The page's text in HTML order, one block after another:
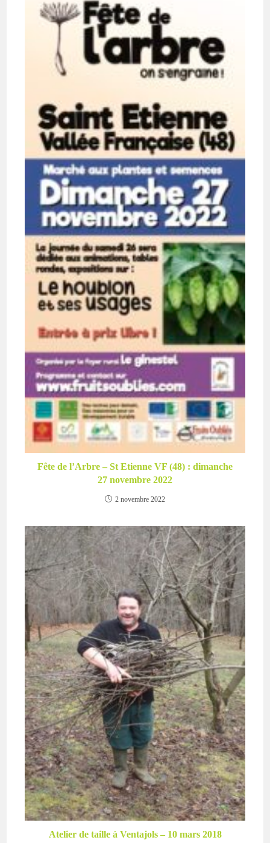
Fête de l’Arbre – St Etienne VF (48) : dimanche
27 novembre 2022
2 novembre 2022
Atelier de taille à Ventajols – 10 mars 2018